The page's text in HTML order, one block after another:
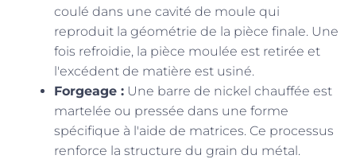
coulé dans une cavité de moule qui
reproduit la géométrie de la pièce finale. Une
fois refroidie, la pièce moulée est retirée et
l'excédent de matière est usiné.
Forgeage : Une barre de nickel chauffée est
martelée ou pressée dans une forme
spécifique à l'aide de matrices. Ce processus
renforce la structure du grain du métal.